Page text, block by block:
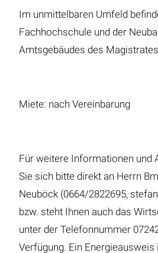
Im unmittelbaren Umfeld
Fachhochschule und der
Amtsgebäudes des
Miete: nach Vereinbarung
Für weitere Informationen und
Sie sich bitte direkt an Herrn
Neuböck (0664/2822695,
bzw. steht Ihnen auch das
unter der Telefonnummer
Verfügung. Ein